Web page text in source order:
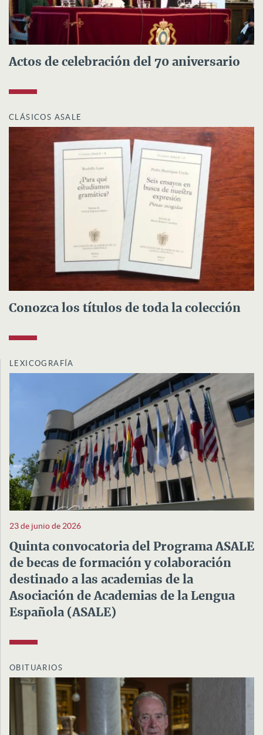
Actos de celebración del 70 aniversario
CLÁSICOS ASALE
Conozca los títulos de toda la colección
LEXICOGRAFÍA
23 de junio de 2026
Quinta convocatoria del Programa ASALE
de becas de formación y colaboración
destinado a las academias de la
Asociación de Academias de la Lengua
Española (ASALE)
OBITUARIOS